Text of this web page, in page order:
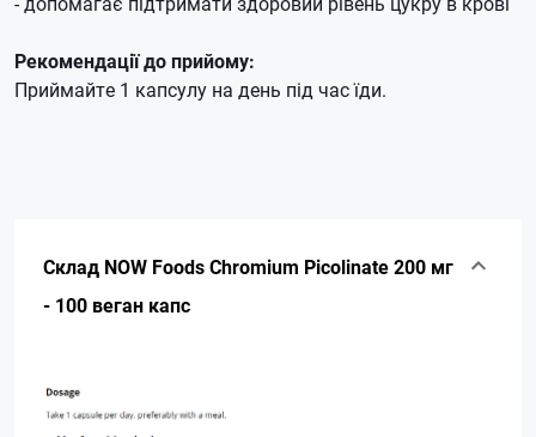
Рекомендації до прийому:
Приймайте 1 капсулу на день під час їди.
Склад NOW Foods Chromium Picolinate 200 мг
- 100 веган капс